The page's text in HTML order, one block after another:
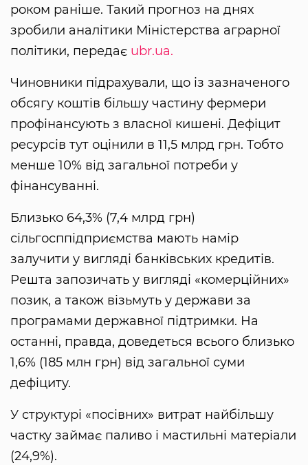
роком раніше. Такий прогноз на днях
зробили аналітики Міністерства аграрної
політики, передає ubr.ua.
Чиновники підрахували, що із зазначеного
обсягу коштів більшу частину фермери
профінансують з власної кишені. Дефіцит
ресурсів тут оцінили в 11,5 млрд грн. Тобто
менше 10% від загальної потреби у
фінансуванні.
Близько 64,3% (7,4 млрд грн)
сільгосппідприємства мають намір
залучити у вигляді банківських кредитів.
Решта запозичать у вигляді «комерційних»
позик, а також візьмуть у держави за
програмами державної підтримки. На
останні, правда, доведеться всього близько
1,6% (185 млн грн) від загальної суми
дефіциту.
У структурі «посівних» витрат найбільшу
частку займає паливо і мастильні матеріали
(24,9%).